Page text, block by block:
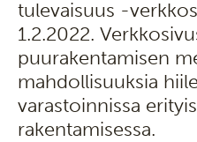
tulevaisuus -
1.2.2022.
puurakentamisen
mahdollisuuksia
varastoinnissa
rakentamisessa.